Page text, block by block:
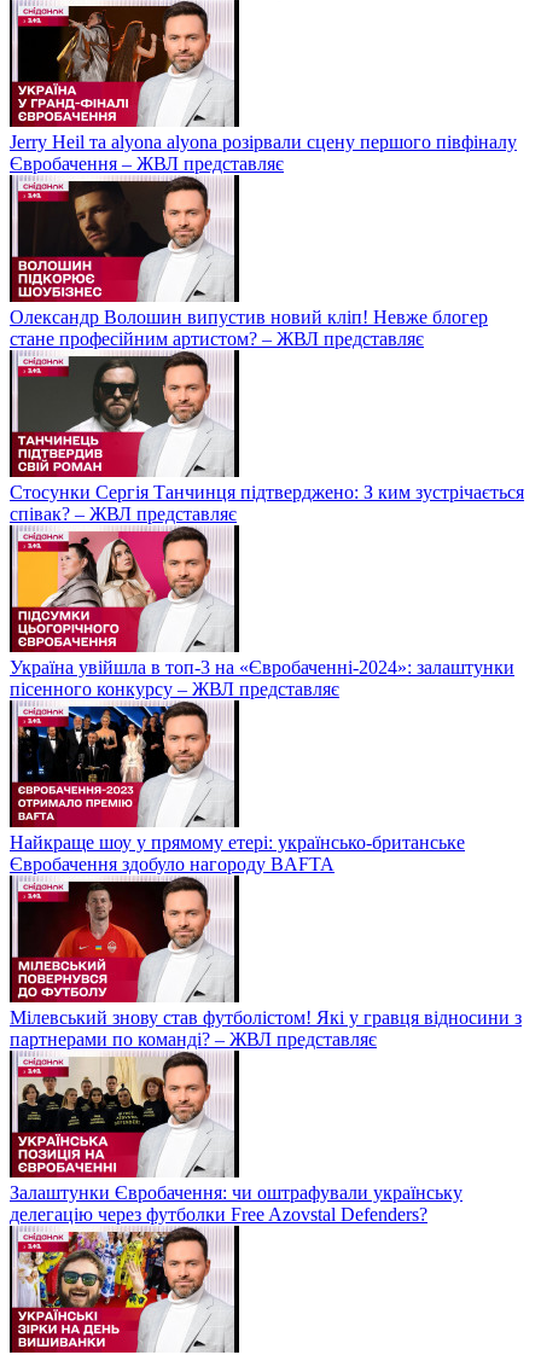
Jerry Heil та аlyona аlyona розірвали сцену першого півфіналу
Євробачення – ЖВЛ представляє
Олександр Волошин випустив новий кліп! Невже блогер
стане професійним артистом? – ЖВЛ представляє
Стосунки Сергія Танчинця підтверджено: З ким зустрічається
співак? – ЖВЛ представляє
Україна увійшла в топ-3 на «Євробаченні-2024»: залаштунки
пісенного конкурсу – ЖВЛ представляє
Найкраще шоу у прямому етері: українсько-британське
Євробачення здобуло нагороду BAFTA
Мілевський знову став футболістом! Які у гравця відносини з
партнерами по команді? – ЖВЛ представляє
Залаштунки Євробачення: чи оштрафували українську
делегацію через футболки Free Azovstal Defenders?